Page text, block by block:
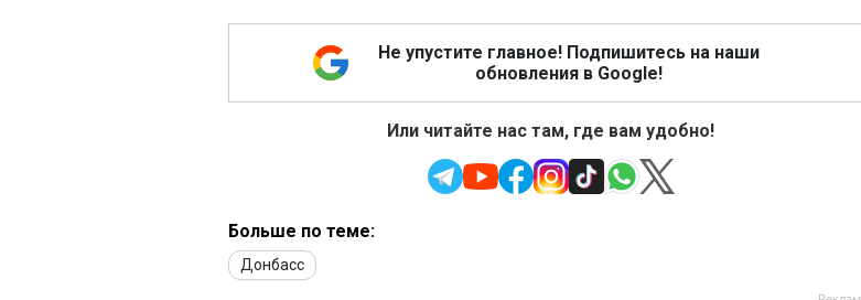
Не упустите главное! Подпишитесь на наши
обновления в Google!
Или читайте нас там, где вам удобно!
Больше по теме:
Донбасс